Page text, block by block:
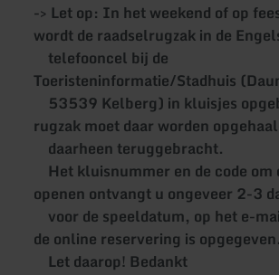
-> Let op: In het weekend of op
wordt de raadselrugzak in de
telefooncel bij de
Toeristeninformatie/Stadhuis
53539 Kelberg) in kluisjes
rugzak moet daar worden
daarheen teruggebracht.
Het kluisnummer en de code om
openen ontvangt u ongeveer 2-3
voor de speeldatum, op het e-
de online reservering is opgegeven.
Let daarop! Bedankt